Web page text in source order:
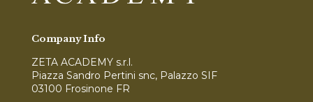
Company Info
ZETA ACADEMY s.r.l.
Piazza Sandro Pertini snc, Palazzo SIF
03100 Frosinone FR